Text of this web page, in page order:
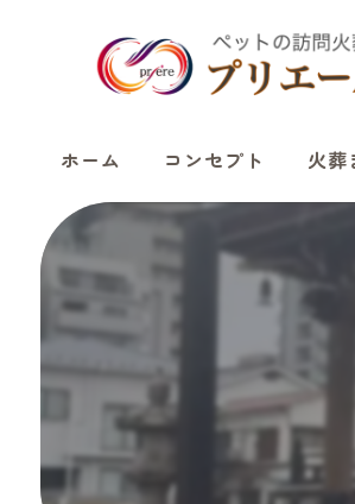
ホーム コンセプト 火葬